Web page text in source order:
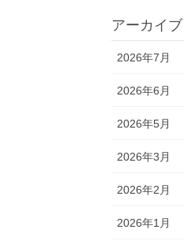
アーカイブ
2026年7月
2026年6月
2026年5月
2026年3月
2026年2月
2026年1月